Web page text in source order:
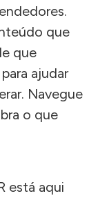
que
que
ajudar
Navegue
o que
está aqui